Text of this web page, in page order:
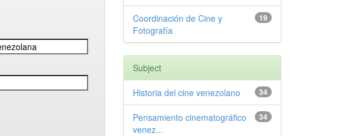
19
Coordinación de Cine y
Fotografía
Subject
34
Historia del cine venezolano
34
Pensamiento cinematográfico
venez...